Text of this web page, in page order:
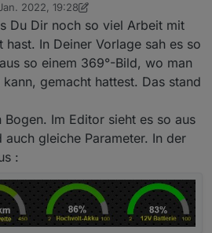
dann mit Gimp nachbearbeitet.
in der Vis auch korrekt dargestellt mit
Hintergrund:
beim Bogen der die Reichweite
da wo eigentlich eine "Null"
2022, 19:28
klausiob1. Feb. 2022, 20:29
Du Dir noch so viel Arbeit mit
hast. In Deiner Vorlage sah es so
so einem 369°-Bild, wo man
gemacht hattest. Das stand
Bogen. Im Editor sieht es so aus
gleiche Parameter. In der
: